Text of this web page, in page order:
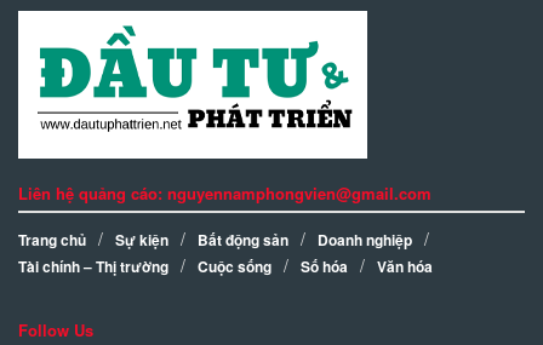
Liên hệ quảng cáo: nguyennamphongvien@gmail.com
Trang chủ Sự kiện Bất động sản
Doanh nghiệp
Tài chính – Thị trường
Cuộc sống Số hóa Văn hóa
Follow Us